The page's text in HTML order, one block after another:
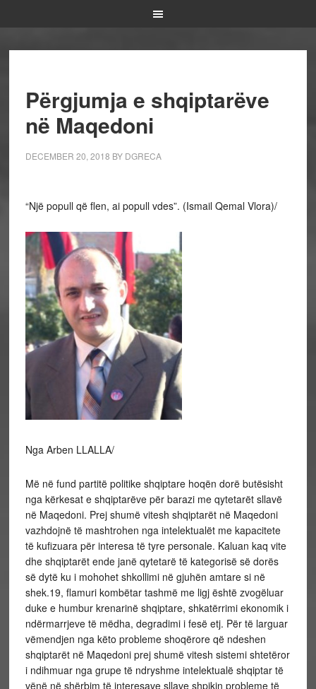
Përgjumja e shqiptarëve
në Maqedoni
DECEMBER 20, 2018 BY DGRECA
“Një popull që flen, ai popull vdes”. (Ismail Qemal Vlora)/
Nga Arben LLALLA/
Më në fund partitë politike shqiptare hoqën dorë butësisht
nga kërkesat e shqiptarëve për barazi me qytetarët sllavë
në Maqedoni. Prej shumë vitesh shqiptarët në Maqedoni
vazhdojnë të mashtrohen nga intelektualët me kapacitete
të kufizuara për interesa të tyre personale. Kaluan kaq vite
dhe shqiptarët ende janë qytetarë të kategorisë së dorës
së dytë ku i mohohet shkollimi në gjuhën amtare si në
shek.19, flamuri kombëtar tashmë me ligj është zvogëluar
duke e humbur krenarinë shqiptare, shkatërrimi ekonomik i
ndërmarrjeve të mëdha, degradimi i fesë etj. Për të larguar
vëmendjen nga këto probleme shoqërore që ndeshen
shqiptarët në Maqedoni prej shumë vitesh sistemi shtetëror
i ndihmuar nga grupe të ndryshme intelektualë shqiptar të
vënë në shërbim të interesave sllave shpikin probleme të